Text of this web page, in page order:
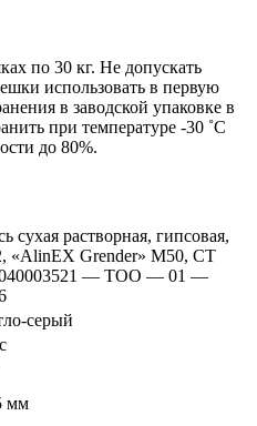
по 30 кг. Не допускать
использовать в первую
в заводской упаковке в
при температуре -30 ˚С
до 80%.
сухая растворная, гипсовая,
«AlinEX Grender» М50, СТ
— ТОО — 01 —
серый
мм